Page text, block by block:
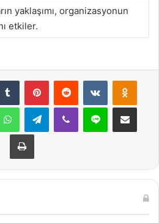
yaklaşımı, organizasyonun
etkiler.
Tumblr PinterestReddit VKontakte
WhatsAppTelegramViber Line E-Posta ile
Yazdır